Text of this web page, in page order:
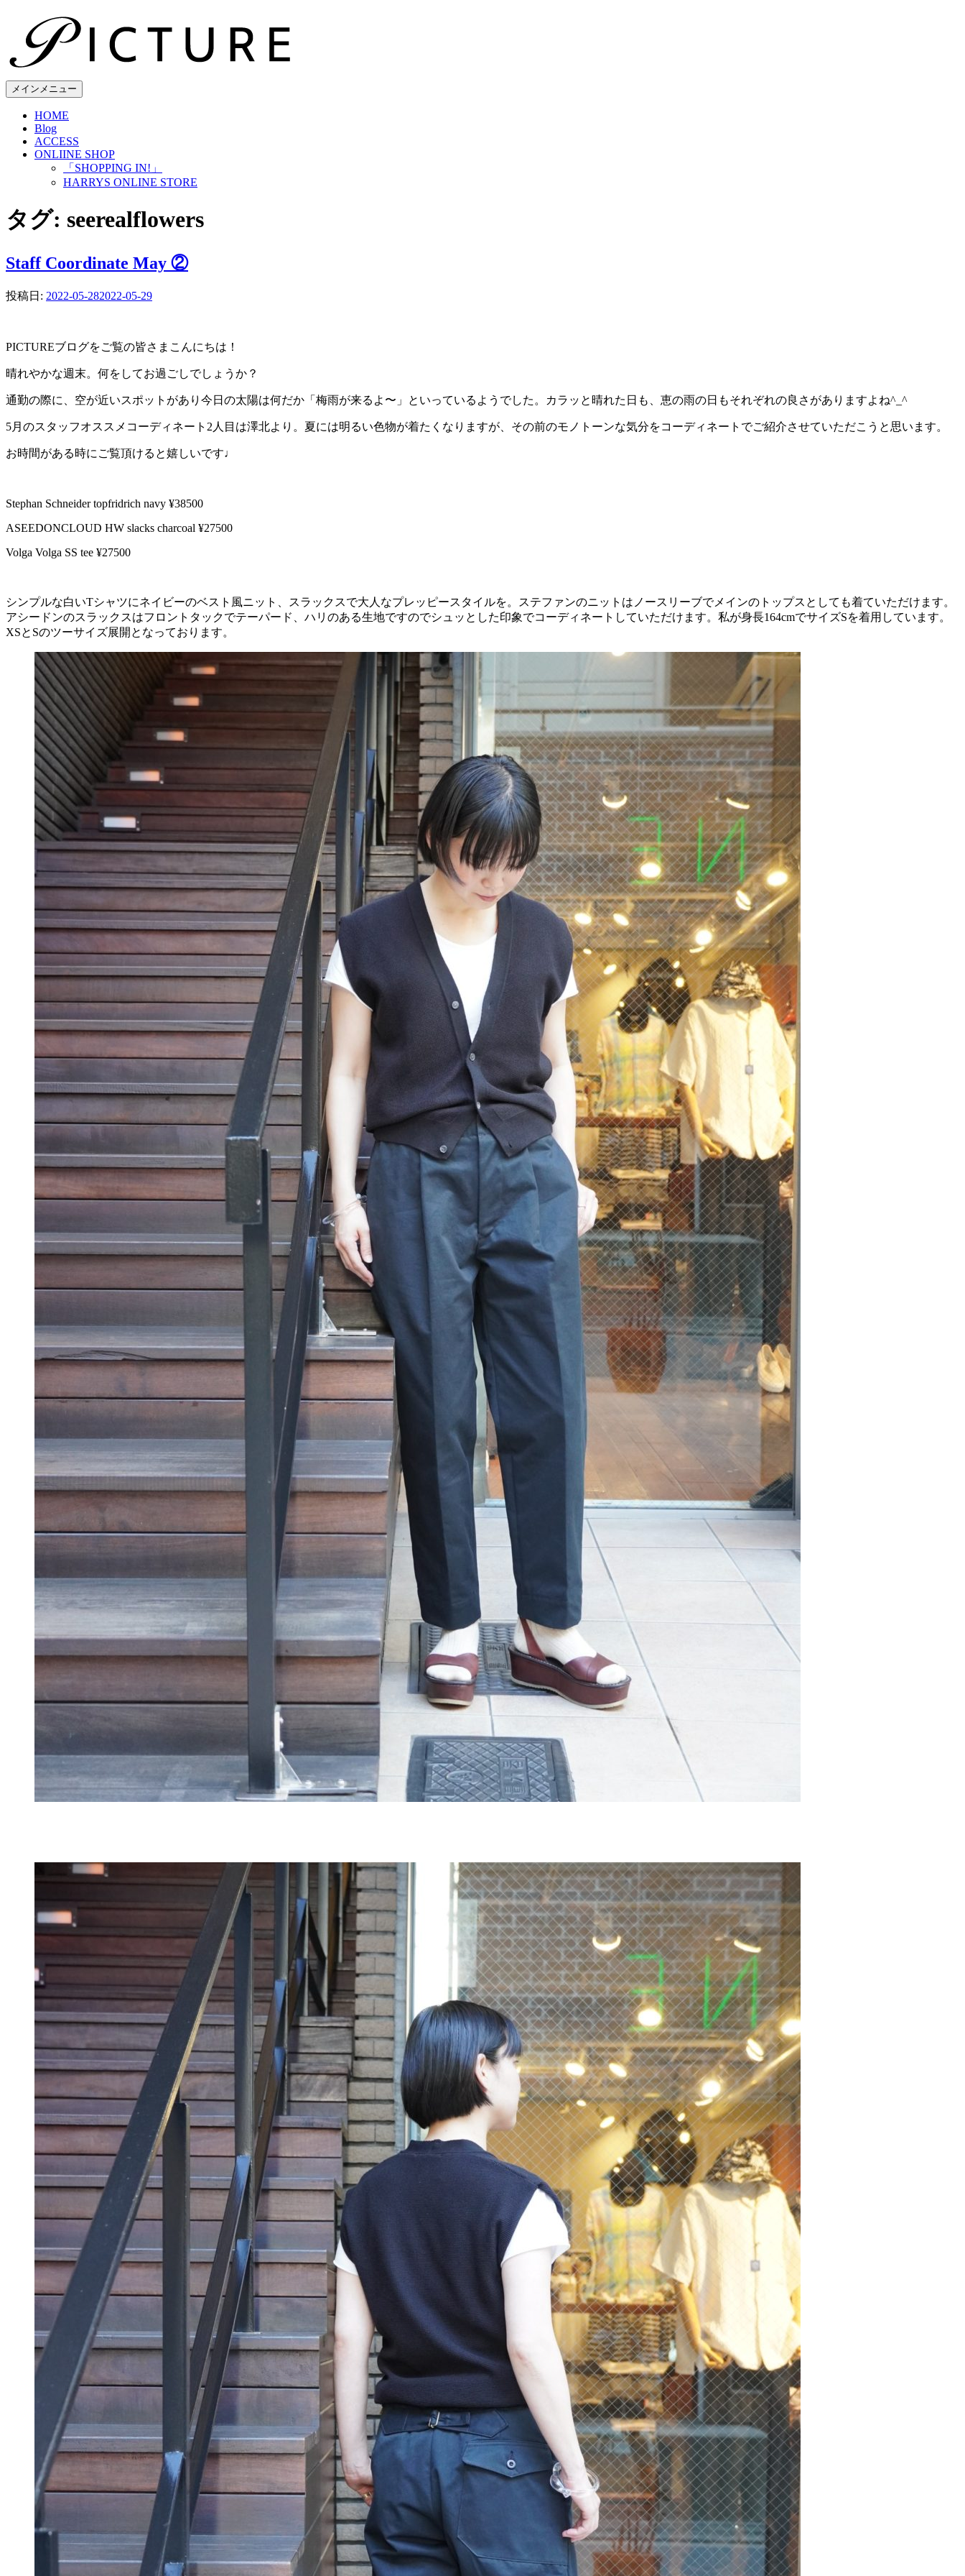
ン
へメインメニュー
HOME
Blog
ACCESS
ONLIINE SHOP
「SHOPPING IN!」
HARRYS ONLINE STORE
タグ: seerealflowers
Staff Coordinate May ②
投稿日: 2022-05-282022-05-29
PICTUREブログをご覧の皆さまこんにちは！
晴れやかな週末。何をしてお過ごしでしょうか？
通勤の際に、空が近いスポットがあり今日の太陽は何だか「梅雨が来るよ〜」といっているようでした。カラッと晴れた日も、恵の雨の日もそれぞれの良さがありますよね^_^
5月のスタッフオススメコーディネート2人目は澤北より。夏には明るい色物が着たくなりますが、その前のモノトーンな気分をコーディネートでご紹介させていただこうと思います。
お時間がある時にご覧頂けると嬉しいです♩
Stephan Schneider topfridrich navy ¥38500
ASEEDONCLOUD HW slacks charcoal ¥27500
Volga Volga SS tee ¥27500
シンプルな白いTシャツにネイビーのベスト風ニット、スラックスで大人なプレッピースタイルを。ステファンのニットはノースリーブでメインのトップスとしても着ていただけます。
アシードンのスラックスはフロントタックでテーパード、ハリのある生地ですのでシュッとした印象でコーディネートしていただけます。私が身長164cmでサイズSを着用しています。
XSとSのツーサイズ展開となっております。